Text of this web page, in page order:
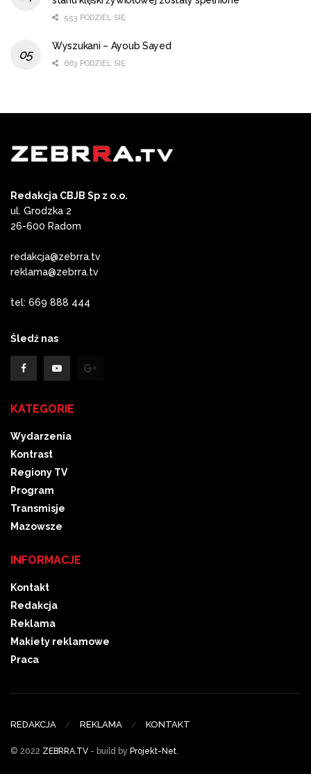
553 PODZIEL SIĘ
Wyszukani – Ayoub Sayed
663 PODZIEL SIĘ
Redakcja CBJB Sp z o.o.
ul. Grodzka 2
26-600 Radom
redakcja@zebrra.tv
reklama@zebrra.tv
tel: 669 888 444
Śledź nas
KATEGORIE
Wydarzenia
Kontrast
Regiony TV
Program
Transmisje
Mazowsze
INFORMACJE
Kontakt
Redakcja
Reklama
Makiety reklamowe
Praca
REDAKCJA REKLAMA KONTAKT
© 2022 ZEBRRA.TV - build by Projekt-Net.